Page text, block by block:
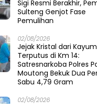
Sigi Resmi Berakhir,
Sulteng Genjot Fase
Pemulihan
02/08/2026
Jejak Kristal dari
Terputus di Km 14:
Satresnarkoba Polres
Moutong Bekuk Dua
Sabu 4,79 Gram
02/08/2026